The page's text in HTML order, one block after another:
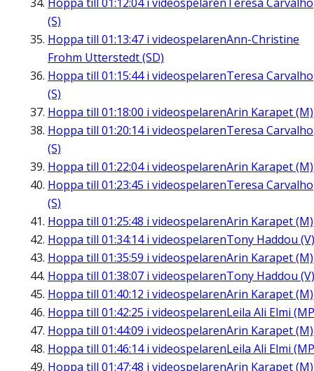
(S)
Hoppa till 01:13:47 i videospelarenAnn-Christine
Frohm Utterstedt (SD)
Hoppa till 01:15:44i videospelarenTeresa Carvalho
(S)
Hoppa till 01:18:00 i videospelarenArin Karapet (M)
Hoppa till 01:20:14i videospelarenTeresa Carvalho
(S)
Hoppa till 01:22:04i videospelarenArin Karapet (M)
Hoppa till 01:23:45 i videospelarenTeresa Carvalho
(S)
Hoppa till 01:25:48 i videospelarenArin Karapet (M)
Hoppa till 01:34:14i videospelarenTony Haddou (V)
Hoppa till 01:35:59 i videospelarenArin Karapet (M)
Hoppa till 01:38:07 i videospelarenTony Haddou (V)
Hoppa till 01:40:12 i videospelarenArin Karapet (M)
Hoppa till 01:42:25 i videospelarenLeila Ali Elmi
Hoppa till 01:44:09 i videospelarenArin Karapet (M)
Hoppa till 01:46:14i videospelarenLeila Ali Elmi
Hoppa till 01:47:48 i videospelarenArin Karapet (M)